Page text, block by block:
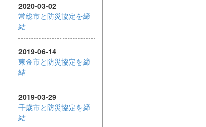
愛知県
三重県
滋賀県
京都府
兵庫県
2020-03-02
常総市と防災協定を締
結
2019-06-14
東金市と防災協定を締
結
2019-03-29
千歳市と防災協定を締
結